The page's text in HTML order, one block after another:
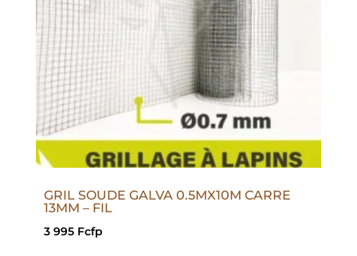
GRIL SOUDE GALVA 0.5MX10M CARRE
13MM – FIL
3 995 Fcfp